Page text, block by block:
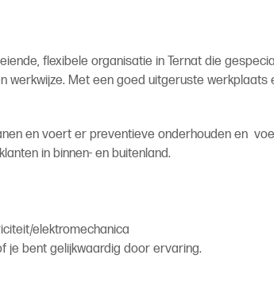
flexibele organisatie in Ternat die
werkwijze. Met een goed uitgeruste
en voert er preventieve onderhouden en
in binnen- en buitenland.
elektromechanica
je bent gelijkwaardig door ervaring.